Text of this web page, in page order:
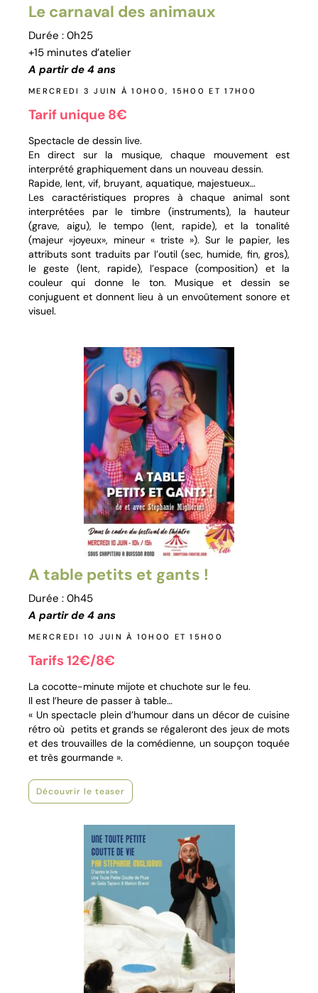
Le carnaval des animaux
Durée : 0h25
+15 minutes d’atelier
A partir de 4 ans
MERCREDI 3 JUIN À 10H00, 15H00 ET 17H00
Tarif unique 8€
Spectacle de dessin live.
En direct sur la musique, chaque mouvement est
interprété graphiquement dans un nouveau dessin.
Rapide, lent, vif, bruyant, aquatique, majestueux…
Les caractéristiques propres à chaque animal sont
interprétées par le timbre (instruments), la hauteur
(grave, aigu), le tempo (lent, rapide), et la tonalité
(majeur «joyeux», mineur « triste »). Sur le papier, les
attributs sont traduits par l’outil (sec, humide, fin, gros),
le geste (lent, rapide), l’espace (composition) et la
couleur qui donne le ton. Musique et dessin se
conjuguent et donnent lieu à un envoûtement sonore et
visuel.
A table petits et gants !
Durée : 0h45
A partir de 4 ans
MERCREDI 10 JUIN À 10H00 ET 15H00
Tarifs 12€/8€
La cocotte-minute mijote et chuchote sur le feu.
Il est l’heure de passer à table…
« Un spectacle plein d’humour dans un décor de cuisine
rétro où petits et grands se régaleront des jeux de mots
et des trouvailles de la comédienne, un soupçon toquée
et très gourmande ».
Découvrir le teaser